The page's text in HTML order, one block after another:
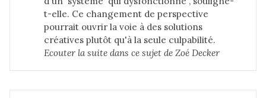
t-elle. Ce changement de perspective
pourrait ouvrir la voie à des solutions
créatives plutôt qu'à la seule culpabilité.
Ecouter la suite dans ce sujet de Zoé Decker